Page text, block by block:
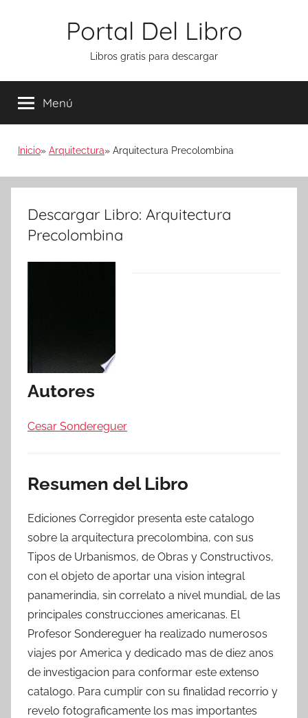
Portal Del Libro
Libros gratis para descargar
Menú
Inicio Arquitectura Arquitectura Precolombina
Descargar Libro: Arquitectura
Precolombina
Autores
Cesar Sondereguer
Resumen del Libro
Ediciones Corregidor presenta este catalogo
sobre la arquitectura precolombina, con sus
Tipos de Urbanismos, de Obras y Constructivos,
con el objeto de aportar una vision integral
panamerindia, sin correlato a nivel mundial, de las
principales construcciones americanas. El
Profesor Sondereguer ha realizado numerosos
viajes por America y dedicado mas de diez anos
de investigacion para conformar este extenso
catalogo. Para cumplir con su finalidad recorrio y
revelo fotograficamente los mas importantes